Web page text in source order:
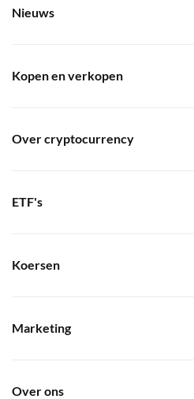
Nieuws
Kopen en verkopen
Over cryptocurrency
ETF's
Koersen
Marketing
Over ons